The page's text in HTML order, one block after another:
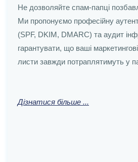
перебоями в роботі. Наша
технічної підтримки займається
несправностей та постійним
вам зосередитися на своєму
Дізнатися більше
Не дозволяйте спам-папці
Ми пропонуємо професійну
(SPF, DKIM, DMARC) та аудит
гарантувати, що ваші
листи завжди потраплятимуть у
Дізнатися більше ...